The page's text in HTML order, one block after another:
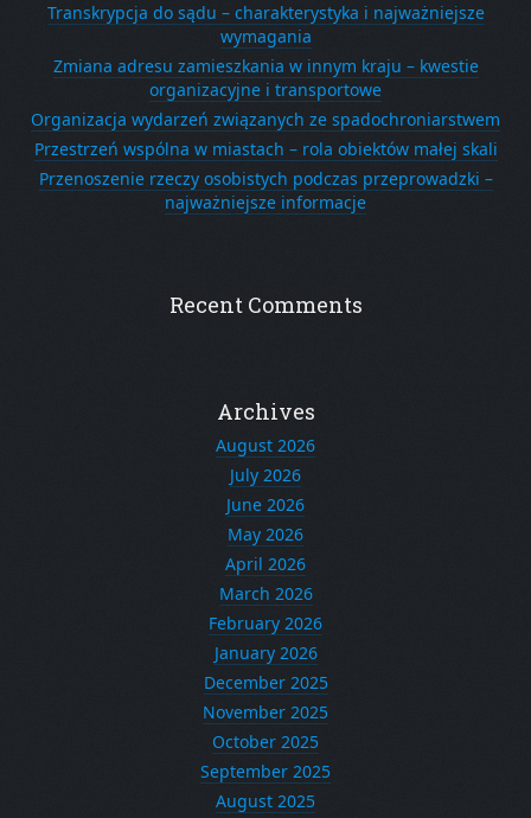
Transkrypcja do sądu – charakterystyka i najważniejsze
wymagania
Zmiana adresu zamieszkania w innym kraju – kwestie
organizacyjne i transportowe
Organizacja wydarzeń związanych ze spadochroniarstwem
Przestrzeń wspólna w miastach – rola obiektów małej skali
Przenoszenie rzeczy osobistych podczas przeprowadzki –
najważniejsze informacje
Recent Comments
Archives
August 2026
July 2026
June 2026
May 2026
April 2026
March 2026
February 2026
January 2026
December 2025
November 2025
October 2025
September 2025
August 2025